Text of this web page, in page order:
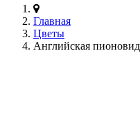
Главная
Цветы
Английская